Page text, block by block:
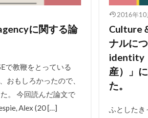
に関する論
で教鞭をとっている
おもしろかったので、
。 今回読んだ論文で
Alex (20 […]
2016年10
Culture
ナルに
identity
産）」
た。
ふとしたき